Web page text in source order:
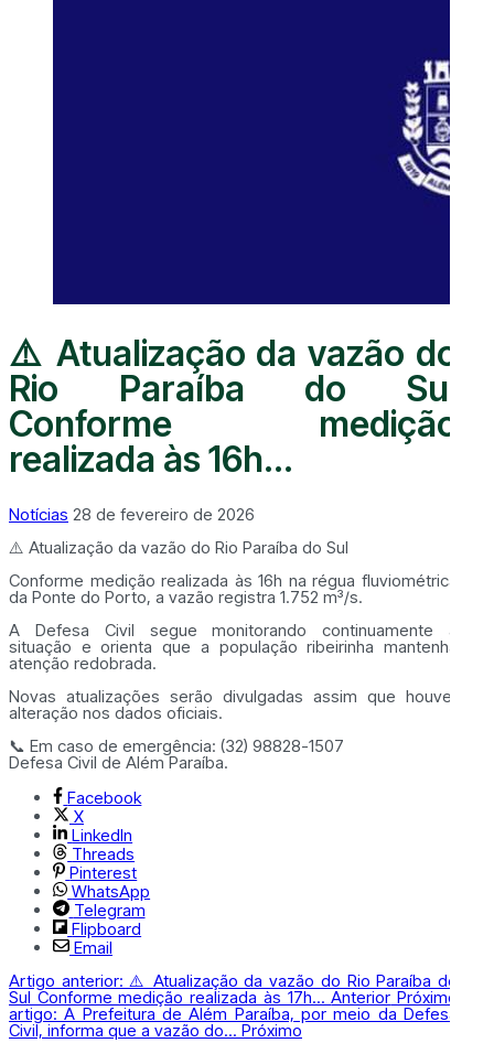
⚠️ Atualização da vazão do
Rio Paraíba do Sul
Conforme medição
realizada às 16h...
Notícias 28 de fevereiro de 2026
⚠️ Atualização da vazão do Rio Paraíba do Sul
Conforme medição realizada às 16h na régua fluviométrica
da Ponte do Porto, a vazão registra 1.752 m³/s.
A Defesa Civil segue monitorando continuamente a
situação e orienta que a população ribeirinha mantenha
atenção redobrada.
Novas atualizações serão divulgadas assim que houver
alteração nos dados oficiais.
📞 Em caso de emergência: (32) 98828-1507
Defesa Civil de Além Paraíba.
Facebook
X
LinkedIn
Threads
Pinterest
WhatsApp
Telegram
Flipboard
Email
Artigo anterior: ⚠️ Atualização da vazão do Rio Paraíba do
Sul Conforme medição realizada às 17h...Anterior Próximo
artigo: A Prefeitura de Além Paraíba, por meio da Defesa
Civil, informa que a vazão do... Próximo